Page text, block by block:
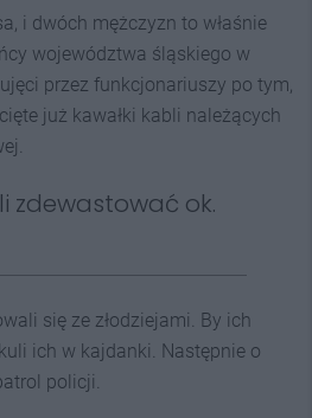
i dwóch mężczyzn to właśnie
województwa śląskiego w
przez funkcjonariuszy po tym,
już kawałki kabli należących
zdewastować ok.
się ze złodziejami. By ich
ich w kajdanki. Następnie o
policji.